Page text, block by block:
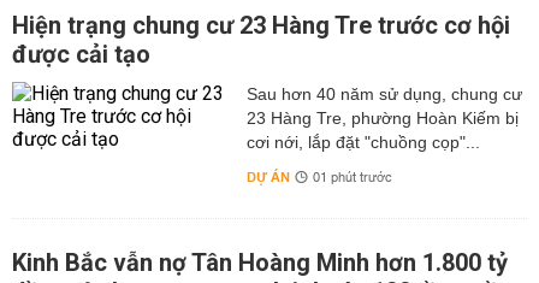
đến cảm giác thèm ăn.
Giảm cân cấp tốc tại nhà từ thực đơn với trứng
Ăn trứng vào bữa sáng với bánh mì, giúp bạn hấp thụ ít
calo hơn trong vòng 36 giờ tiếp theo, cũng như giảm cân
tiêu mỡ.
Giảm cân khoa học tự nhiên theo chế độ Eat Clean
Chế độ Eat Clean tức là cách ăn sạch, nghĩa là bạn sử
dụng thực phẩm không chế biến quá nhiều vẫn giữ
nguyên được bản chất tự nhiên.
Hiện trạng chung cư 23 Hàng Tre trước cơ hội
được cải tạo
Sau hơn 40 năm sử dụng, chung cư
23 Hàng Tre, phường Hoàn Kiếm bị
cơi nới, lắp đặt "chuồng cọp"...
DỰ ÁN 01 phút trước
Kinh Bắc vẫn nợ Tân Hoàng Minh hơn 1.800 tỷ